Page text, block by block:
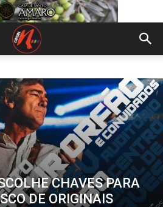
CHAVES PARA
DE ORIGINAIS